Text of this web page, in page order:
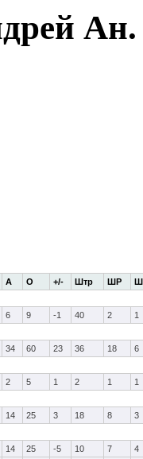
Ан.
А О +/- Штр ШР
6 9 -1 40 2
1
34 60 23 36 18
6
2 5 1 2 1
1
14 25 3 18 8
3
14 25 -5 10 7
4